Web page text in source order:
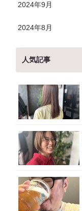
2024年9月
2024年8月
人気記事